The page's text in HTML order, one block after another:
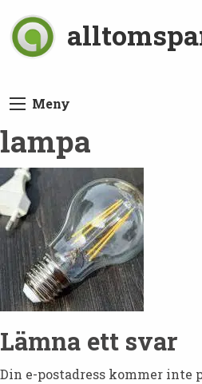
Meny
lampa
Lämna ett svar
Din e-postadress kommer inte